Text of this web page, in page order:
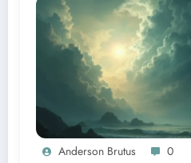
Anderson Brutus 0